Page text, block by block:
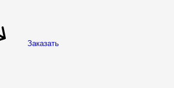
Заказать